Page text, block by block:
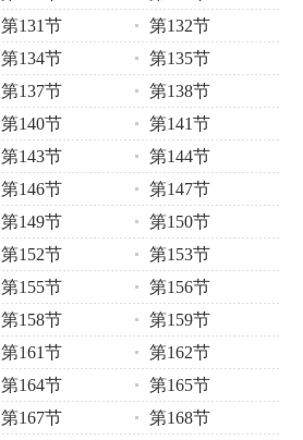
第131节
第132节
第134节
第135节
第137节
第138节
第140节
第141节
第143节
第144节
第146节
第147节
第149节
第150节
第152节
第153节
第155节
第156节
第158节
第159节
第161节
第162节
第164节
第165节
第167节
第168节